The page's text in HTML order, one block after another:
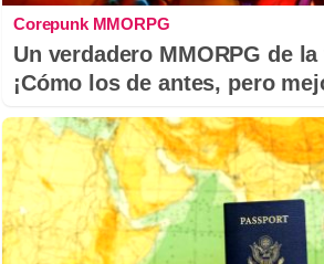
Corepunk MMORPG
Un verdadero MMORPG de
¡Cómo los de antes, pero